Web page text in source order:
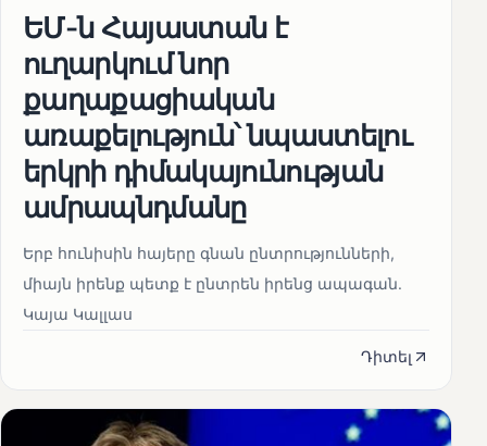
ԵՄ-ն Հայաստան է
ուղարկում նոր
քաղաքացիական
առաքելություն՝ նպաստելու
երկրի դիմակայունության
ամրապնդմանը
Երբ հունիսին հայերը գնան ընտրությունների,
միայն իրենք պետք է ընտրեն իրենց ապագան.
Կայա Կալլաս
Դիտել